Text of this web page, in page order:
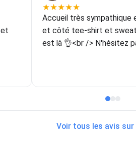
★★★★★
Accueil très sympathique
et côté tee-shirt et
est là 👌<br /> N'hésitez
Voir tous les avis sur